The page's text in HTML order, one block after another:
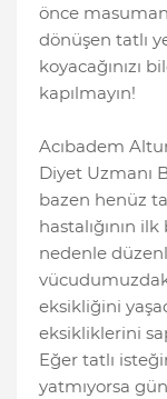
önce
dönüşen tatlı
koyacağınızı
kapılmayın!
Acıbadem
Diyet Uzmanı
bazen henüz
hastalığının
nedenle
eksikliğini
eksikliklerini
Eğer tatlı
yatmıyorsa